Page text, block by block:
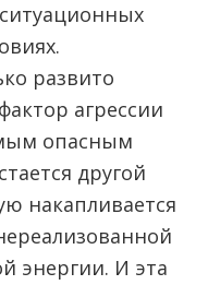
развито
агрессии
опасным
другой
накапливается
энергии. И эта